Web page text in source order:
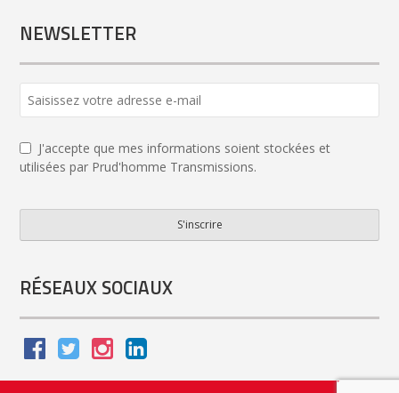
NEWSLETTER
Email *
J'accepte que mes informations soient stockées et
utilisées par Prud'homme Transmissions.
S'inscrire
RÉSEAUX SOCIAUX